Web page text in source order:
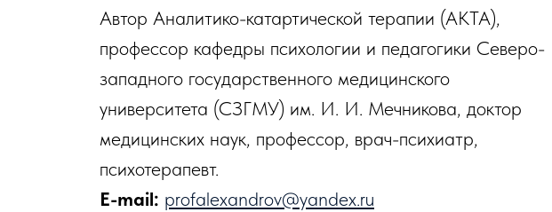
Автор Аналитико-катартической терапии (АКТА),
профессор кафедры психологии и педагогики Северо-
западного государственного медицинского
университета (СЗГМУ) им. И. И. Мечникова, доктор
медицинских наук, профессор, врач-психиатр,
психотерапевт.
E-mail: profalexandrov@yandex.ru